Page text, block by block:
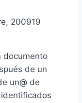
200919
documento
de un
un@ de